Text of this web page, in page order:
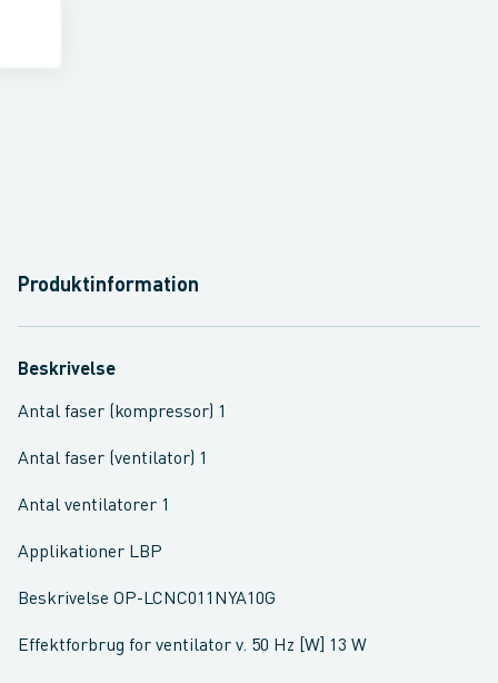
Produktinformation
Beskrivelse
Antal faser (kompressor) 1
Antal faser (ventilator) 1
Antal ventilatorer 1
Applikationer LBP
Beskrivelse OP-LCNC011NYA10G
Effektforbrug for ventilator v. 50 Hz [W] 13 W